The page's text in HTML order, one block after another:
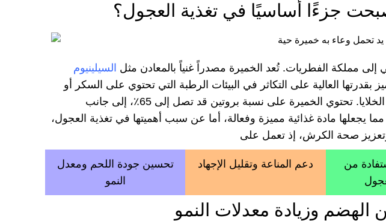
جزءًا أساسيًا في تغذية العجول؟
إلى مملكة الفطريات. تُعد الخميرة مصدراً غنياً بالمعادن مثل السيلينيوم
بقدرتها العالية على التكاثر في البيئات الرطبة التي تحتوي على السكر أو
النشا، حيث يتحول الأخير إلى جلوكوز لتتغذى عليه الخلايا. تحتوي الخميرة على نسبة بروتين قد تصل إلى 65٪، إلى جانب
مما يجعلها مادة غذائية مميزة وفعالة، أما عن سبب أهميتها في تغذية العجول،
صحة الكرش، إذ تعمل على
تحسين جودة اللحم ومعدل
النمو
دعم المناعة وتقليل الإجهاد
من
الهضم وزيادة معدلات النمو